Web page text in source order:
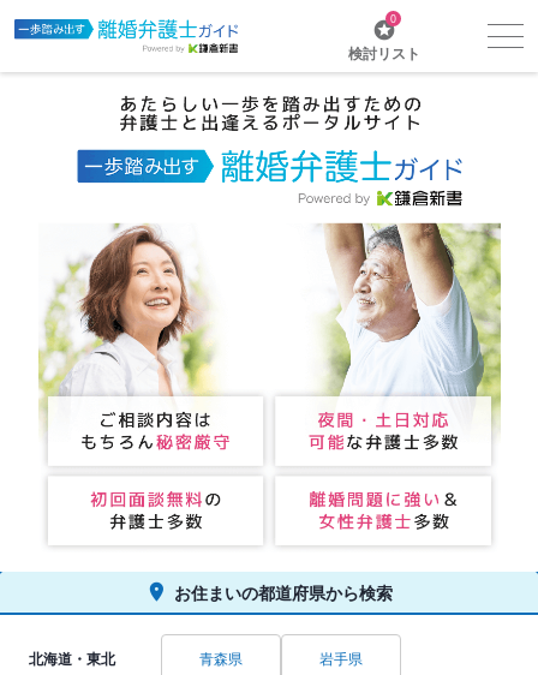
0
検討リスト
お住まいの都道府県から検索
北海道・東北 青森県 岩手県